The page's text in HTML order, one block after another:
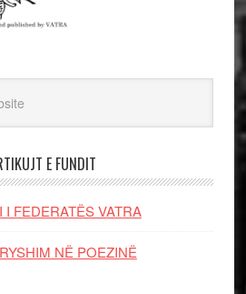
E FUNDIT
FEDERATËS VATRA
NË POEZINË